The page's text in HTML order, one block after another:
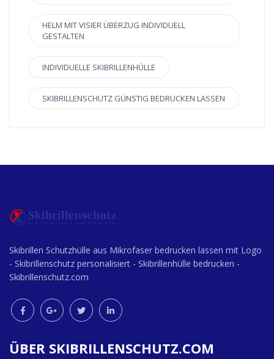
HELM MIT VISIER ÜBERZUG INDIVIDUELL
GESTALTEN
INDIVIDUELLE SKIBRILLENHÜLLE
SKIBRILLENSCHUTZ GÜNSTIG BEDRUCKEN LASSEN
Skibrillen Schutzhülle aus Mikrofaser bedrucken lassen mit Logo
- Skibrillenschutz personalisiert - Skibrillenhülle bedrucken -
Skibrillenschutz.com
ÜBER SKIBRILLENSCHUTZ.COM